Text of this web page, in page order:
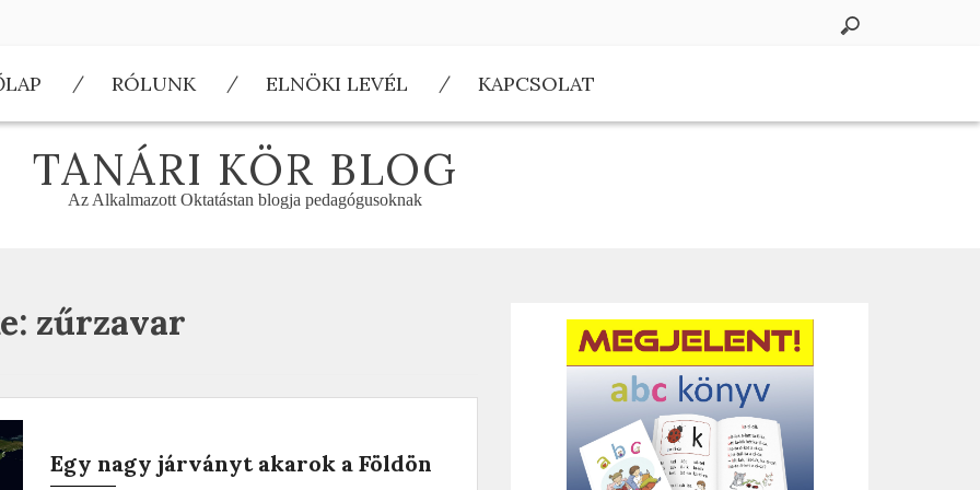
RÓLUNK ELNÖKI LEVÉL KAPCSOLAT
TANÁRI KÖR BLOG
Az Alkalmazott Oktatástan blogja pedagógusoknak
zűrzavar
Egy nagy járványt akarok a Földön